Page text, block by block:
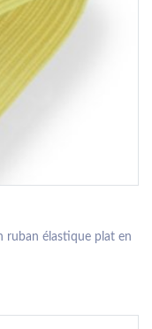
ruban élastique plat en